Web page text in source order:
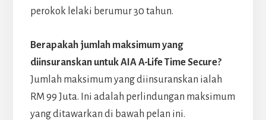
perokok lelaki berumur 30 tahun.
Berapakah jumlah maksimum yang
diinsuranskan untuk AIA A-Life Time Secure?
Jumlah maksimum yang diinsuranskan ialah
RM 99 Juta. Ini adalah perlindungan maksimum
yang ditawarkan di bawah pelan ini.